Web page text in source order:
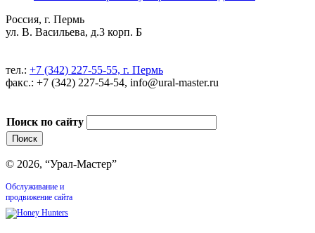
Россия, г. Пермь
ул. В. Васильева, д.3 корп. Б
тел.: +7 (342) 227-55-55, г. Пермь
факс.: +7 (342) 227-54-54, info@ural-master.ru
Поиск по сайту
© 2026, “Урал-Мастер”
Обслуживание и
продвижение сайта